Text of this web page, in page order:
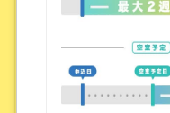
ボーダレスハウスを
検索エンジン（
広告を見て（
物件ポータルサイ